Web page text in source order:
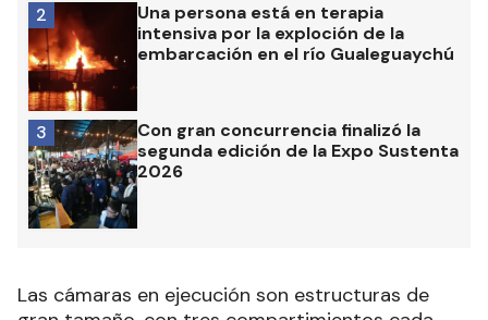
Una persona está en terapia
intensiva por la exploción de la
embarcación en el río Gualeguaychú
2
Con gran concurrencia finalizó la
segunda edición de la Expo Sustenta
2026
3
Las cámaras en ejecución son estructuras de